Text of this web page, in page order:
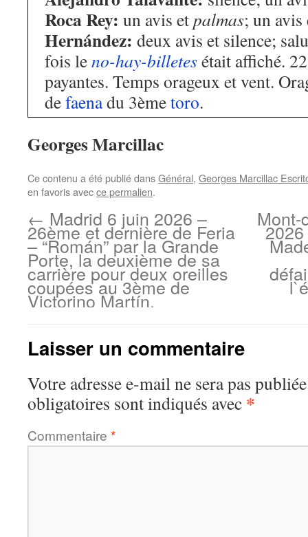
Roca Rey: un avis etpalmas; un
Hernández: deux avis et silence;
fois leno-hay-billetesétait affiché.
payantes. Temps orageux et vent.
defaenadu 3èmetoro.
Georges Marcillac
Ce contenu a été publié dansGénéral, Georges Marcillac
en favoris avecce permalien.
← Madrid 6 juin 2026 –
26ème et dernière de Feria
– “Román” par la Grande
Porte, la deuxième de sa
carrière pour deux oreilles
coupées au 3ème de
Victorino Martín.
Mont-
Laisser un commentaire
Votre adresse e-mail ne sera pas
obligatoires sont indiqués avec *
Commentaire *